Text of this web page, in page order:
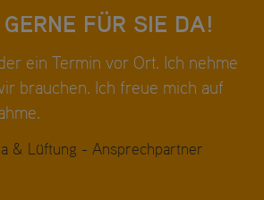
FÜR SIE DA!
ein Termin vor Ort. Ich nehme
brauchen. Ich freue mich auf